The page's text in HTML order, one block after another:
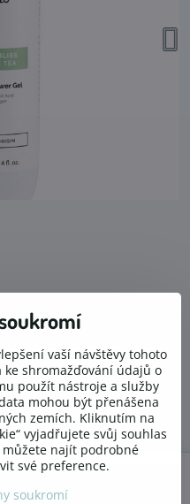
přírody. Pokožka je tím
nás dennodenně chrání
či viry. Proto bychom o ní
Do košíku
vaší návštěvy tohoto
ke shromažďování údajů o
použít nástroje a služby
mohou být přenášena
zemích. Kliknutím na
vyjadřujete svůj souhlas
najít podrobné
své preference.
soukromí